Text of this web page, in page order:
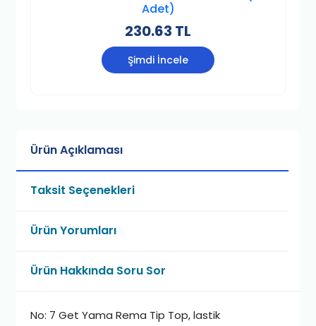
Adet)
230.63 TL
Şimdi İncele
Ürün Açıklaması
Taksit Seçenekleri
Ürün Yorumları
Ürün Hakkında Soru Sor
No: 7 Get Yama Rema Tip Top, lastik